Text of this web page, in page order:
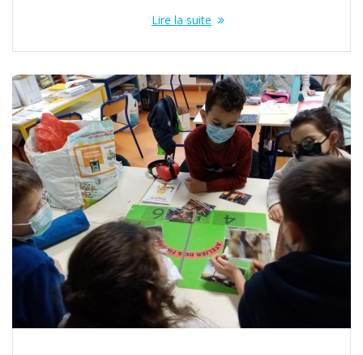
Lire la suite